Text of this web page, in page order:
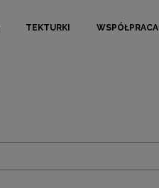
TEKTURKI WSPÓŁPRACA